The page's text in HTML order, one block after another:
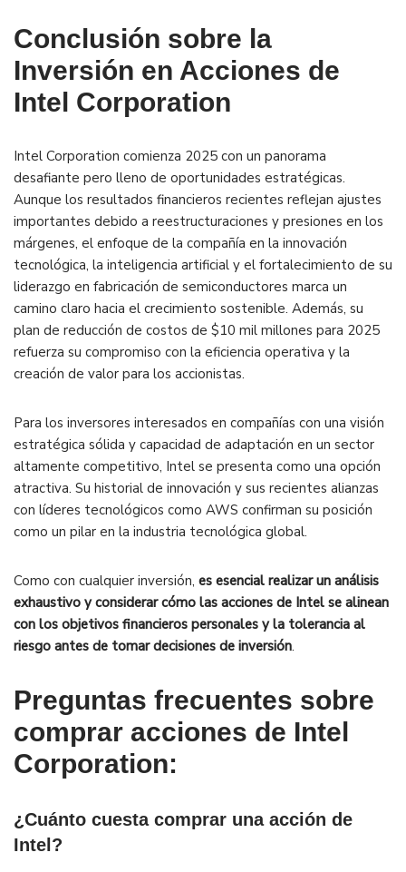
Conclusión sobre la
Inversión en Acciones de
Intel Corporation
Intel Corporation comienza 2025 con un panorama
desafiante pero lleno de oportunidades estratégicas.
Aunque los resultados financieros recientes reflejan ajustes
importantes debido a reestructuraciones y presiones en los
márgenes, el enfoque de la compañía en la innovación
tecnológica, la inteligencia artificial y el fortalecimiento de su
liderazgo en fabricación de semiconductores marca un
camino claro hacia el crecimiento sostenible. Además, su
plan de reducción de costos de $10 mil millones para 2025
refuerza su compromiso con la eficiencia operativa y la
creación de valor para los accionistas.
Para los inversores interesados en compañías con una visión
estratégica sólida y capacidad de adaptación en un sector
altamente competitivo, Intel se presenta como una opción
atractiva. Su historial de innovación y sus recientes alianzas
con líderes tecnológicos como AWS confirman su posición
como un pilar en la industria tecnológica global.
Como con cualquier inversión, es esencial realizar un análisis
exhaustivo y considerar cómo las acciones de Intel se alinean
con los objetivos financieros personales y la tolerancia al
riesgo antes de tomar decisiones de inversión.
Preguntas frecuentes sobre
comprar acciones de Intel
Corporation:
¿Cuánto cuesta comprar una acción de
Intel?